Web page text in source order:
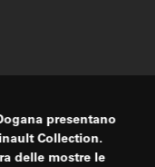
presentano
Collection.
delle mostre le